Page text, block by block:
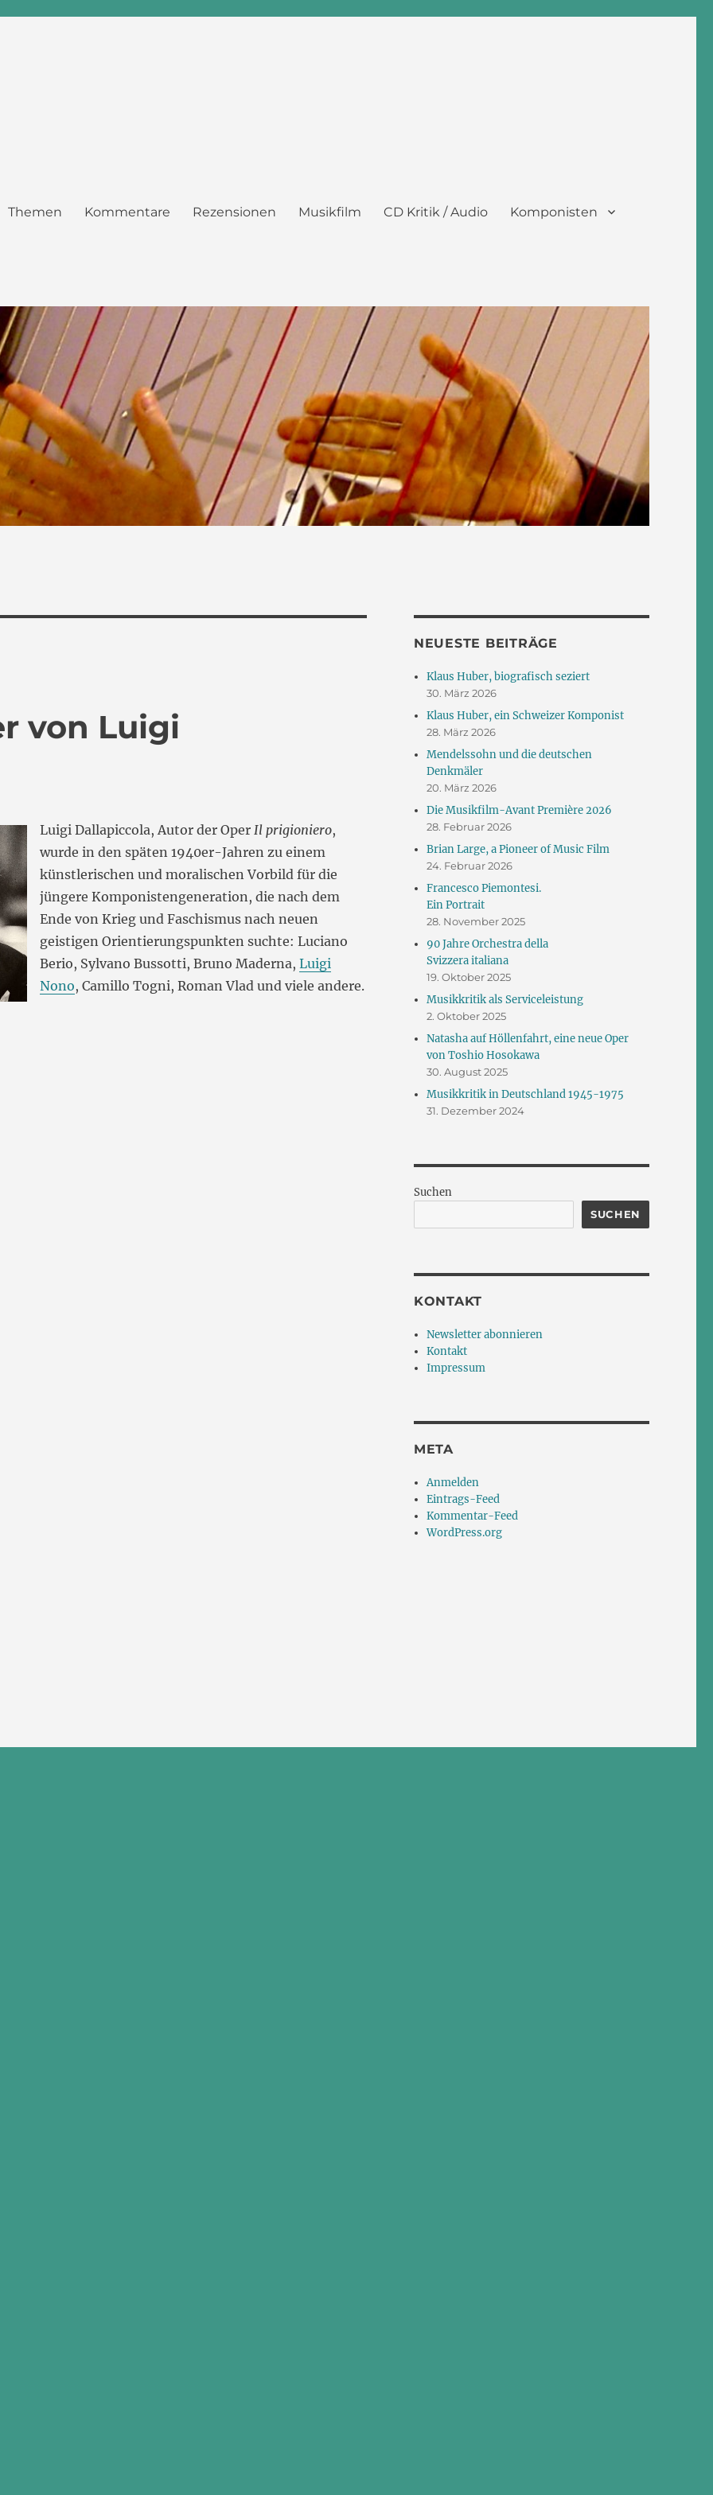
Themen Kommentare Rezensionen Musikfilm CD Kritik / Audio Komponisten
von Luigi
Luigi Dallapiccola, Autor der Oper Il prigioniero,
wurde in den späten 1940er-Jahren zu einem
künstlerischen und moralischen Vorbild für die
jüngere Komponistengeneration, die nach dem
Ende von Krieg und Faschismus nach neuen
geistigen Orientierungspunkten suchte: Luciano
Berio, Sylvano Bussotti, Bruno Maderna, Luigi
Nono, Camillo Togni, Roman Vlad und viele andere.
von Luigi Dallapiccola“
NEUESTE BEITRÄGE
Klaus Huber, biografisch seziert
30. März 2026
Klaus Huber, ein Schweizer Komponist
28. März 2026
Mendelssohn und die deutschen
Denkmäler
20. März 2026
Die Musikfilm-Avant Première 2026
28. Februar 2026
Brian Large, a Pioneer of Music Film
24. Februar 2026
Francesco Piemontesi.
Ein Portrait
28. November 2025
90 Jahre Orchestra della
Svizzera italiana
19. Oktober 2025
Musikkritik als Serviceleistung
2. Oktober 2025
Natasha auf Höllenfahrt, eine neue Oper
von Toshio Hosokawa
30. August 2025
Musikkritik in Deutschland 1945-1975
31. Dezember 2024
Suchen
SUCHEN
KONTAKT
Newsletter abonnieren
Kontakt
Impressum
META
Anmelden
Eintrags-Feed
Kommentar-Feed
WordPress.org